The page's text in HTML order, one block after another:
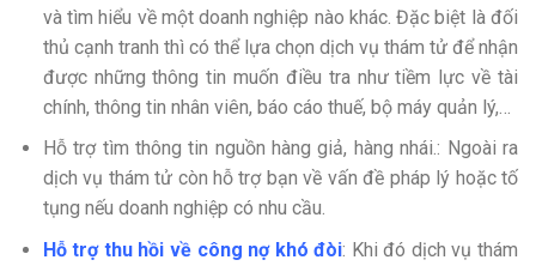
và tìm hiểu về một doanh nghiệp nào khác. Đặc biệt là đối
thủ cạnh tranh thì có thể lựa chọn dịch vụ thám tử để nhận
được những thông tin muốn điều tra như tiềm lực về tài
chính, thông tin nhân viên, báo cáo thuế, bộ máy quản lý,…
Hỗ trợ tìm thông tin nguồn hàng giả, hàng nhái.: Ngoài ra
dịch vụ thám tử còn hỗ trợ bạn về vấn đề pháp lý hoặc tố
tụng nếu doanh nghiệp có nhu cầu.
Hỗ trợ thu hồi về công nợ khó đòi: Khi đó dịch vụ thám